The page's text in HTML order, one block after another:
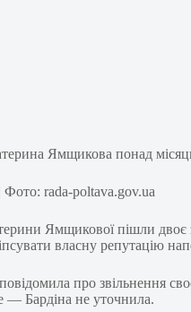
rada-poltava.gov.ua
Ямщикової пішли
власну репутацію
про звільнення
— Бардіна не уточнила.